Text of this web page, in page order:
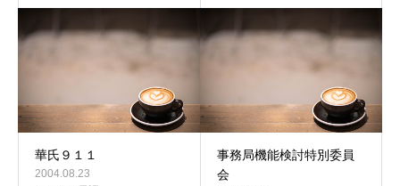
華氏９１１
2004.08.23
事務局機能検討特別委員
会